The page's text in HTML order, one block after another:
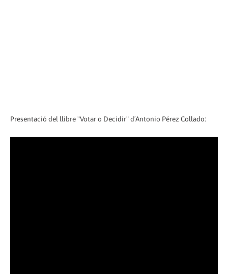
Presentació del llibre "Votar o Decidir" d´Antonio Pérez Collado: